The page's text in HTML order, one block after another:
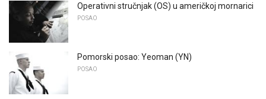
Operativni stručnjak (OS) u američkoj mornarici
POSAO
Pomorski posao: Yeoman (YN)
POSAO